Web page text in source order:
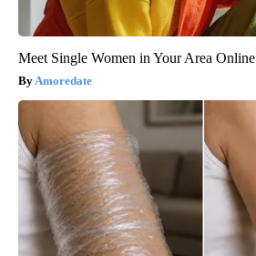
Meet Single Women in Your Area Online
Amoredate